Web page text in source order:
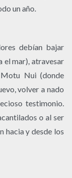
un año.
debían bajar
el mar), atravesar
Nui (donde
volver a nado
testimonio.
o al ser
hacia y desde los